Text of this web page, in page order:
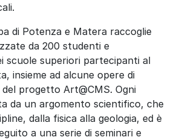
di Potenza e Matera raccoglie
da 200 studenti e
scuole superiori partecipanti al
insieme ad alcune opere di
progetto Art@CMS. Ogni
da un argomento scientifico, che
dalla fisica alla geologia, ed è
a una serie di seminari e